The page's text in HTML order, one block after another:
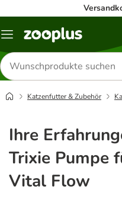
Menü
Produkte
suchen
Katzenfutter & Zubehör
Ihre
Trixie Pumpe
Vital Flow